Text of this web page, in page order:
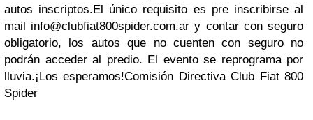
autos inscriptos. El único requisito es pre inscribirse al
mail info@clubfiat800spider.com.ar y contar con seguro
obligatorio, los autos que no cuenten con seguro no
podrán acceder al predio. El evento se reprograma por
lluvia.¡Los esperamos!Comisión Directiva Club Fiat 800
Spider